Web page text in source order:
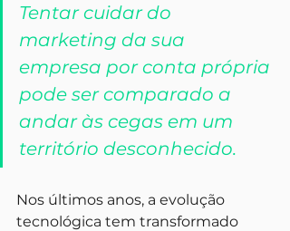
Tentar cuidar do
marketing da sua
empresa por conta própria
pode ser comparado a
andar às cegas em um
território desconhecido.
Nos últimos anos, a evolução
tecnológica tem transformado